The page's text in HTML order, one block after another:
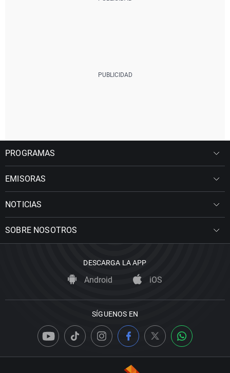
PROGRAMAS
EMISORAS
NOTICIAS
SOBRE NOSOTROS
DESCARGA LA APP
Android iOS
SÍGUENOS EN